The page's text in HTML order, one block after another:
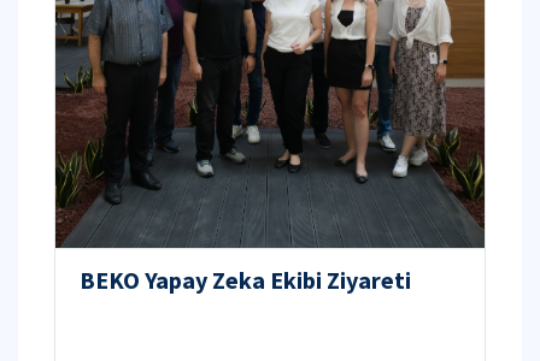
BEKO Yapay Zeka Ekibi Ziyareti